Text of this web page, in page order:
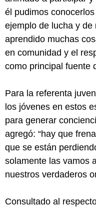
él pudimos
ejemplo de lucha y de
aprendido muchas
en comunidad y el
como principal fuente
Para la referenta
los jóvenes en estos
para generar
agregó: “hay que
que se están
solamente las vamos
nuestros verdaderos
Consultado al